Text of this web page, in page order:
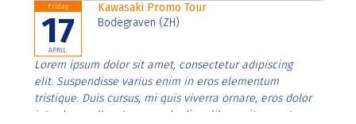
Friday
17
APRIL
Kawasaki Promo Tour
Bodegraven (ZH)
Lorem ipsum dolor sit amet, consectetur adipiscing
elit. Suspendisse varius enim in eros elementum
tristique. Duis cursus, mi quis viverra ornare, eros dolor
interdum nulla, ut commodo diam libero vitae erat.